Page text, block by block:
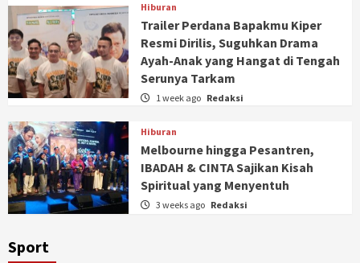
Hiburan
Trailer Perdana Bapakmu Kiper
Resmi Dirilis, Suguhkan Drama
Ayah-Anak yang Hangat di Tengah
Serunya Tarkam
1 week ago Redaksi
Hiburan
Melbourne hingga Pesantren,
IBADAH & CINTA Sajikan Kisah
Spiritual yang Menyentuh
3 weeks ago Redaksi
Sport